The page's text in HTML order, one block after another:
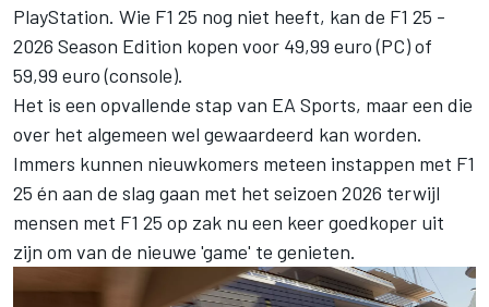
PlayStation. Wie F1 25 nog niet heeft, kan de F1 25 -
2026 Season Edition kopen voor 49,99 euro (PC) of
59,99 euro (console).
Het is een opvallende stap van EA Sports, maar een die
over het algemeen wel gewaardeerd kan worden.
Immers kunnen nieuwkomers meteen instappen met F1
25 én aan de slag gaan met het seizoen 2026 terwijl
mensen met F1 25 op zak nu een keer goedkoper uit
zijn om van de nieuwe 'game' te genieten.